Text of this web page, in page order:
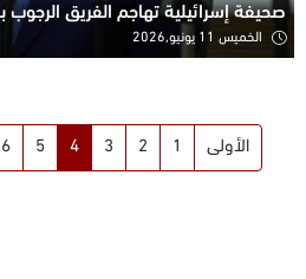
صحيفة إسرائيلية تهاجم الفريق الرجوب
الخميس 11 يونيو,2026
الأولى 1
2
3
4
5
6